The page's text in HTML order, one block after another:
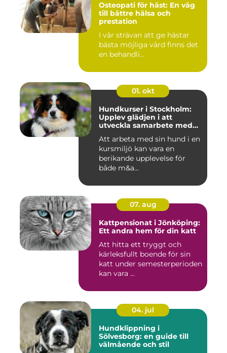
Osteopati för häst: En väg
till bättre hälsa och
prestation
I vår strävan att ge hästar
bästa möjliga vård finns det
en behandli...
01. okt
Hundkurser i Stockholm:
Upplev glädjen i att
utveckla samarbete med
Att arbeta med sin hund i en
kursmiljö kan vara en
berikande upplevelse för
både m&a...
07. aug
Kattpensionat i Jönköping:
Ett andra hem för din katt
Att hitta ett tryggt och
kärleksfullt boende för sin
katt under semesterperioden
kan vara ...
04. jul
Hundklippning i
Sölvesborg: en guide till
välmående och stil